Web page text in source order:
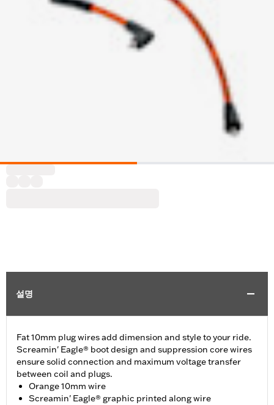
설명
Fat 10mm plug wires add dimension and style to your ride.
Screamin' Eagle® boot design and suppression core wires
ensure solid connection and maximum voltage transfer
between coil and plugs.
Orange 10mm wire
Screamin' Eagle® graphic printed along wire